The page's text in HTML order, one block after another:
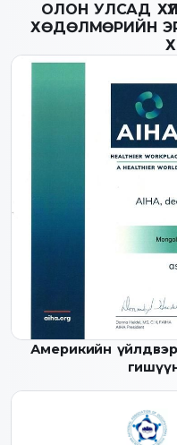
ОЛОН УЛСАД
ХӨДӨЛМӨРИЙН
Америкийн